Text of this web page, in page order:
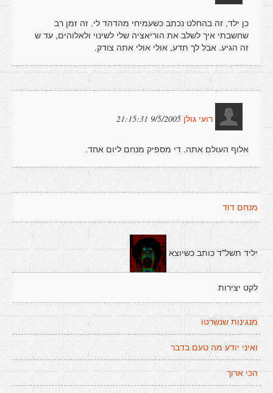
כן ילד, זה בהחלט נכתב כשעמיחי מהדהד לי. זה זמן רב
שחשבתי איך לשלב את הוריאציה שלי לשינוי ולאלוהים, עד ש
זה הגיע. אבל לך תדע, אולי אולי אתה צודק.
רועי גולן 9/5/2005 21:15:31
אלוף העולם אתה. די מספיק מנחם ליום אחד.
מנחם דוד
יליד תשל"ד כותב כשיוצא
לקט יצירות
מנגינות שנשרטו
ואיני יודע מה טעם בדבר
הכי ארוך